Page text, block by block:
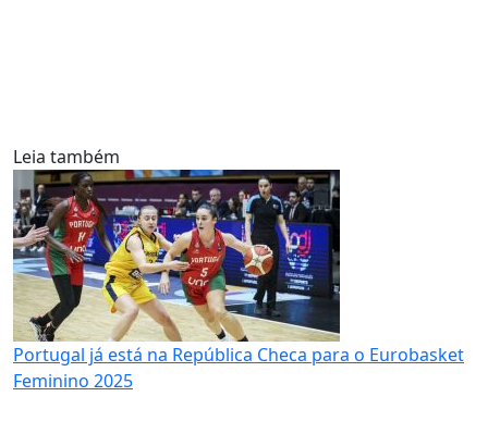
Leia também
Portugal já está na República Checa para o Eurobasket
Feminino 2025